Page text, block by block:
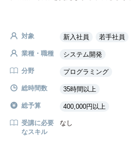
対象 新入社員 若手社員
業種・職種 システム開発
分野 プログラミング
総時間数 35時間以上
総予算 400,000円以上
受講に必要
なスキル
なし